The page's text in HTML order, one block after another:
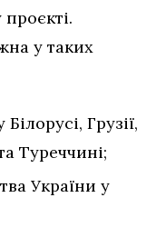
у таких
Грузії,
Туреччині;
України у